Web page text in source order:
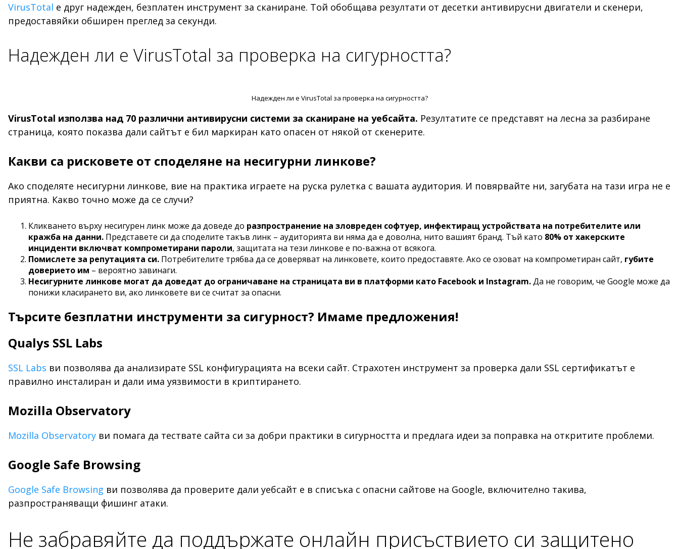
VirusTotal е друг надежден, безплатен инструмент за сканиране. Той обобщава резултати от десетки антивирусни двигатели и скенери,
предоставяйки обширен преглед за секунди.
Надежден ли е VirusTotal за проверка на сигурността?
Надежден ли е VirusTotal за проверка на сигурността?
VirusTotal използва над 70 различни антивирусни системи за сканиране на уебсайта. Резултатите се представят на лесна за разбиране
страница, която показва дали сайтът е бил маркиран като опасен от някой от скенерите.
Какви са рисковете от споделяне на несигурни линкове?
Ако споделяте несигурни линкове, вие на практика играете на руска рулетка с вашата аудитория. И повярвайте ни, загубата на тази игра не е
приятна. Какво точно може да се случи?
Кликването върху несигурен линк може да доведе до разпространение на зловреден софтуер, инфектиращ устройствата на потребителите или
кражба на данни. Представете си да споделите такъв линк – аудиторията ви няма да е доволна, нито вашият бранд. Тъй като 80% от хакерските
инциденти включват компрометирани пароли, защитата на тези линкове е по-важна от всякога.
Помислете за репутацията си. Потребителите трябва да се доверяват на линковете, които предоставяте. Ако се озоват на компрометиран сайт, губите
доверието им – вероятно завинаги.
Несигурните линкове могат да доведат до ограничаване на страницата ви в платформи като Facebook и Instagram.Да не говорим, че Google може да
понижи класирането ви, ако линковете ви се считат за опасни.
Търсите безплатни инструменти за сигурност? Имаме предложения!
Qualys SSL Labs
SSL Labs ви позволява да анализирате SSL конфигурацията на всеки сайт. Страхотен инструмент за проверка дали SSL сертификатът е
правилно инсталиран и дали има уязвимости в криптирането.
Mozilla Observatory
Mozilla Observatory ви помага да тествате сайта си за добри практики в сигурността и предлага идеи за поправка на откритите проблеми.
Google Safe Browsing
Google Safe Browsing ви позволява да проверите дали уебсайт е в списъка с опасни сайтове на Google, включително такива,
разпространяващи фишинг атаки.
Не забравяйте да поддържате онлайн присъствието си защитено